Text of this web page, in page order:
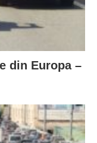
din Europa –